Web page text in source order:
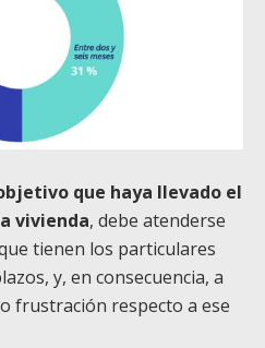
que haya llevado el
vivienda, debe atenderse
tienen los particulares
y, en consecuencia, a
frustración respecto a ese